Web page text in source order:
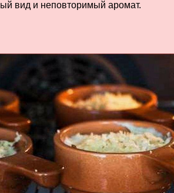
вид и неповторимый аромат.